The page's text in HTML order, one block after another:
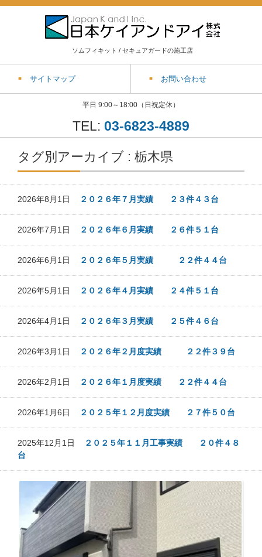
ソムフィキット / セキュアガードの施工店
サイトマップ お問い合わせ
平日 9:00～18:00（日祝定休）
TEL: 03-6823-4889
タグ別アーカイブ : 栃木県
2026年8月1日 ２０２６年７月実績 ２３件４３台
2026年7月1日 ２０２６年６月実績 ２６件５１台
2026年6月1日 ２０２６年５月実績 ２２件４４台
2026年5月1日 ２０２６年４月実績 ２４件５１台
2026年4月1日 ２０２６年３月実績 ２５件４６台
2026年3月1日 ２０２６年２月度実績 ２２件３９台
2026年2月1日 ２０２６年１月度実績 ２２件４４台
2026年1月6日 ２０２５年１２月度実績 ２７件５０台
2025年12月1日
２０２５年１１月工事実績 ２０件４８
台